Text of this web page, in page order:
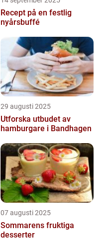
Recept på en festlig
nyårsbuffé
29 augusti 2025
Utforska utbudet av
hamburgare i Bandhagen
07 augusti 2025
Sommarens fruktiga
desserter